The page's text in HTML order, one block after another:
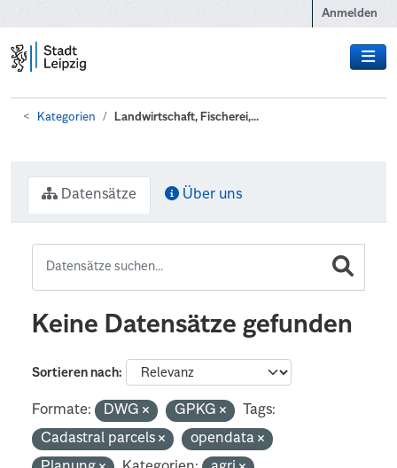
Anmelden
Kategorien Landwirtschaft, Fischerei,...
Datensätze Über uns
Keine Datensätze gefunden
Sortieren nach
Formate: DWG GPKG
Tags:
Cadastral parcels
opendata